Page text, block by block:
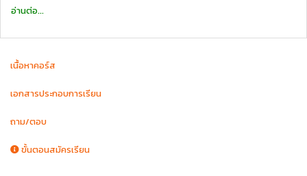
กำลังศึกษาปริญญาโท ครุศาสตร์ จุฬาฯ
อ่านต่อ...
เนื้อหาคอร์ส
เอกสารประกอบการเรียน
ถาม/ตอบ
ขั้นตอนสมัครเรียน